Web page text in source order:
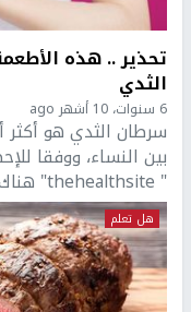
تحذير .. هذه
الثدي
6 سنوات، 10 أشهر ago
سرطان الثدي هو أكثر
بين النساء، ووفقا
" thehealthsite" هناك ما يقرب من 48 ٪ من ...
هل تعلم